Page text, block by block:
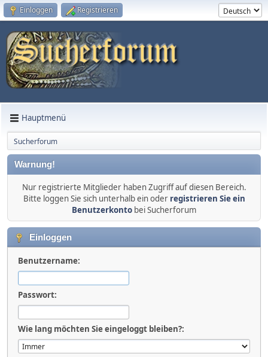
Einloggen Registrieren
Hauptmenü
Sucherforum
Warnung!
Nur registrierte Mitglieder haben Zugriff auf diesen Bereich.
Bitte loggen Sie sich unterhalb ein oder registrieren Sie ein
Benutzerkonto bei Sucherforum
Einloggen
Benutzername:
Passwort:
Wie lang möchten Sie eingeloggt bleiben?: